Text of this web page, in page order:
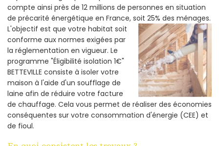
compte ainsi près de 12 millions de personnes en situation
de précarité énergétique en France, soit 25% des ménages.
L'objectif est que votre habitat soit
conforme aux normes exigées par
la réglementation en vigueur. Le
programme "Éligibilité isolation 1€"
BETTEVILLE consiste à isoler votre
maison à l'aide d'un soufflage de
laine afin de réduire votre facture
de chauffage. Cela vous permet de réaliser des économies
conséquentes sur votre consommation d'énergie (CEE) et
de fioul.